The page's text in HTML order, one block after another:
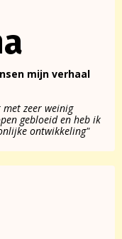
mijn verhaal
zeer weinig
gebloeid en heb ik
ontwikkeling"